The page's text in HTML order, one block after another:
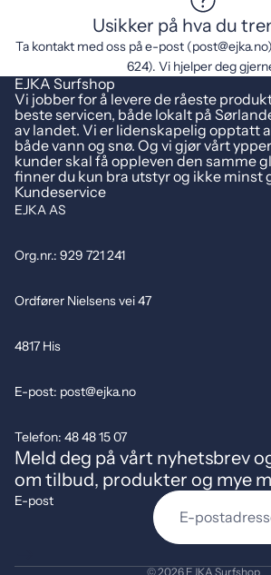
Usikker på hva du
Ta kontakt med oss på e-post
624). Vi hjelper deg
EJKA Surfshop
Vi jobber for å levere de råeste
beste servicen, både lokalt på
av landet. Vi er lidenskapelig opptatt
både vann og snø. Og vi gjør vårt
kunder skal få oppleven den samme
finner du kun bra utstyr og ikke minst
Kundeservice
EJKA AS
Org.nr.: 929 721 241
Ordfører Nielsens vei 47
4817 His
E-post: post@ejka.no
Telefon: 48 48 15 07
Meld deg på vårt nyhetsbrev
om tilbud, produkter og mye
E-post
© 2026 EJKA Surfshop